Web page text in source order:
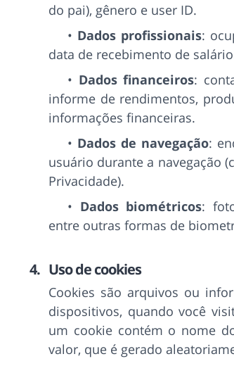
do pai), gênero e user ID.
Dados profissionais:
data de recebimento de
Dados financeiros:
informe de rendimentos,
informações financeiras.
Dados de navegação:
usuário durante a navegação
Privacidade).
Dados biométricos:
entre outras formas de
Uso de cookies
Cookies são arquivos ou
dispositivos, quando você
um cookie contém o nome
valor, que é gerado